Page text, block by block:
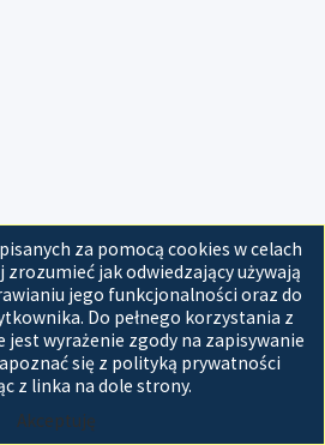
za pomocą cookies w celach
jak odwiedzający używają
jego funkcjonalności oraz do
Do pełnego korzystania z
wyrażenie zgody na zapisywanie
się z polityką prywatności
z linka na dole strony.
Akceptuję